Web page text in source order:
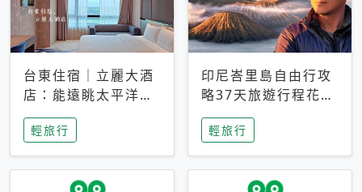
台東住宿｜立麗大酒
店：能遠眺太平洋與
中央山脈，被田野包
圍的台東度假感住宿
輕旅行
印尼峇里島自由行攻
略37天旅遊行程花費
5萬台幣 ❤️別等退休
才去圓夢 (附8.5萬次
下載峇里島地圖)😍
輕旅行